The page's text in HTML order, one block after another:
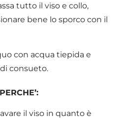
tutto il viso e collo,
bene lo sporco con il
con acqua tiepida e
consueto.
il viso in quanto è